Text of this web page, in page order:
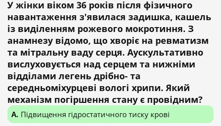
У жінки віком 36 років після фізичного
навантаження з'явилася задишка, кашель
із виділенням рожевого мокротиння. З
анамнезу відомо, що хворіє на ревматизм
та мітральну ваду серця. Аускультативно
вислуховується над серцем та нижніми
відділами легень дрібно- та
середньоміхурцеві вологі хрипи. Який
механізм погіршення стану є провідним?
Підвищення гідростатичного тиску крові